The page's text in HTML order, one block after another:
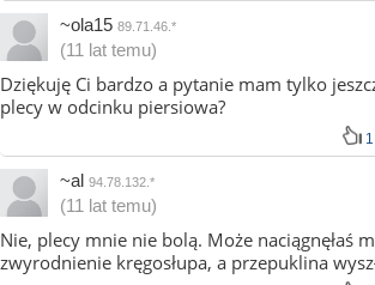
~ola15 89.71.46.*
(11 lat temu)
Dziękuję Ci bardzo a pytanie mam tylko
plecy w odcinku piersiowa?
1
~al 94.78.132.*
(11 lat temu)
Nie, plecy mnie nie bolą. Może naciągnęłaś
zwyrodnienie kręgosłupa, a przepuklina